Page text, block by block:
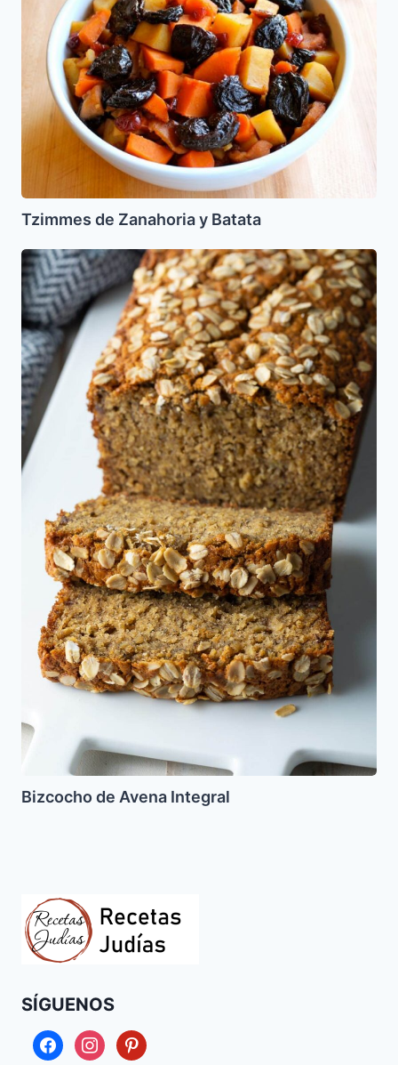
Batata
Tzimmes de Zanahoria y Batata
Bizcocho
de
Avena
Integral
Bizcocho de Avena Integral
SÍGUENOS
facebookinstagrampinterest